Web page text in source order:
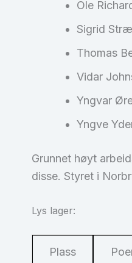
Ole
Sigrid
Thomas
Vidar
Yngvar
Yngve
Grunnet høyt
disse. Styret i
Lys lager:
Plass